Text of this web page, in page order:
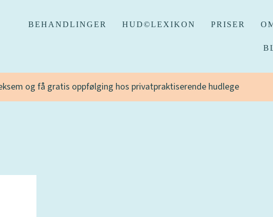
BEHANDLINGER HUD©LEXIKON PRISER
og få gratis oppfølging hos privatpraktiserende hudlege